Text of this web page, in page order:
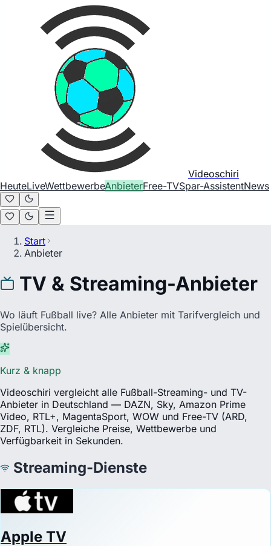
Videoschiri
HeuteLiveWettbewerbeAnbieterFree-TVSpar-AssistentNews
Start
Anbieter
TV & Streaming-Anbieter
Wo läuft Fußball live? Alle Anbieter mit Tarifvergleich und
Spielübersicht.
Kurz & knapp
Videoschiri vergleicht alle Fußball-Streaming- und TV-
Anbieter in Deutschland — DAZN, Sky, Amazon Prime
Video, RTL+, MagentaSport, WOW und Free-TV (ARD,
ZDF, RTL). Vergleiche Preise, Wettbewerbe und
Verfügbarkeit in Sekunden.
Streaming-Dienste
Apple TV